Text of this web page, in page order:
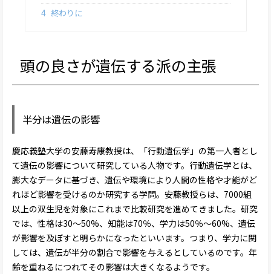
4 終わりに
頭の良さが遺伝する派の主張
半分は遺伝の影響
慶応義塾大学の安藤寿康教授は、「行動遺伝学」の第一人者とし
て遺伝の影響について研究している人物です。行動遺伝学とは、
膨大なデータに基づき、遺伝や環境により人間の性格や才能がど
れほど影響を受けるのか研究する学問。安藤教授らは、7000組
以上の双生児を対象にこれまで比較研究を進めてきました。研究
では、性格は30～50%、知能は70％、学力は50％～60%、遺伝
が影響を及ぼすと明らかになったといいます。つまり、学力に関
しては、遺伝が半分の割合で影響を与えるとしているのです。年
齢を重ねるにつれてその影響は大きくなるようです。